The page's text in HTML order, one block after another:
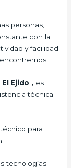
personas,
con la
y facilidad
Ejido , es
técnica
para
tecnologías